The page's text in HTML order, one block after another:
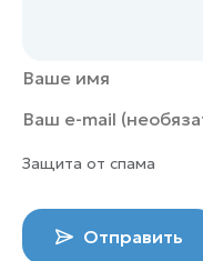
Защита от спама
Отправить